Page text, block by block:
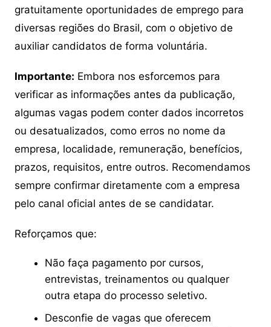
gratuitamente oportunidades de emprego para
diversas regiões do Brasil, com o objetivo de
auxiliar candidatos de forma voluntária.
Importante: Embora nos esforcemos para
verificar as informações antes da publicação,
algumas vagas podem conter dados incorretos
ou desatualizados, como erros no nome da
empresa, localidade, remuneração, benefícios,
prazos, requisitos, entre outros. Recomendamos
sempre confirmar diretamente com a empresa
pelo canal oficial antes de se candidatar.
Reforçamos que:
Não faça pagamento por cursos,
entrevistas, treinamentos ou qualquer
outra etapa do processo seletivo.
Desconfie de vagas que oferecem